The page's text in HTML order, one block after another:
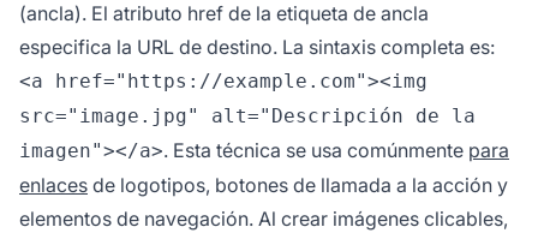
(ancla). El atributo href de la etiqueta de ancla
especifica la URL de destino. La sintaxis completa es:
<a href="https://example.com"><img
src="image.jpg" alt="Descripción de la
imagen"></a>. Esta técnica se usa comúnmente para
enlaces de logotipos, botones de llamada a la acción y
elementos de navegación. Al crear imágenes clicables,